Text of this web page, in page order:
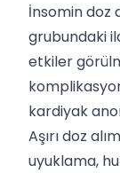
İnsomin doz
grubundaki
etkiler
kardiyak
Aşırı doz
uyuklama,